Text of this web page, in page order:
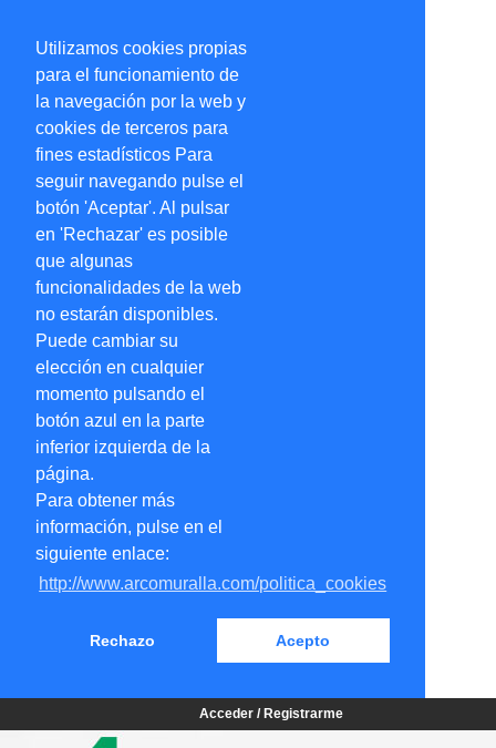
Utilizamos cookies propias
para el funcionamiento de
la navegación por la web y
cookies de terceros para
fines estadísticos Para
seguir navegando pulse el
botón 'Aceptar'. Al pulsar
en 'Rechazar' es posible
que algunas
funcionalidades de la web
no estarán disponibles.
Puede cambiar su
elección en cualquier
momento pulsando el
botón azul en la parte
inferior izquierda de la
página.
Para obtener más
información, pulse en el
siguiente enlace:
http://www.arcomuralla.com/politica_cookies
Rechazo Acepto
Acceder / Registrarme